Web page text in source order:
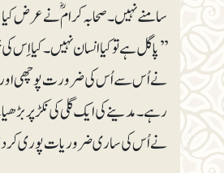
سامنے نہیں۔ صحابہ کرامؓ نے عرض
’’پاگل ہے تو کیا انسان نہیں ۔ کیا
نے اُس سے اُس کی ضرورت پوچھی اور
رہے۔ مدینے کی ایک گلی کی نکڑ پر
نے اُس کی ساری ضروریات پوری کر